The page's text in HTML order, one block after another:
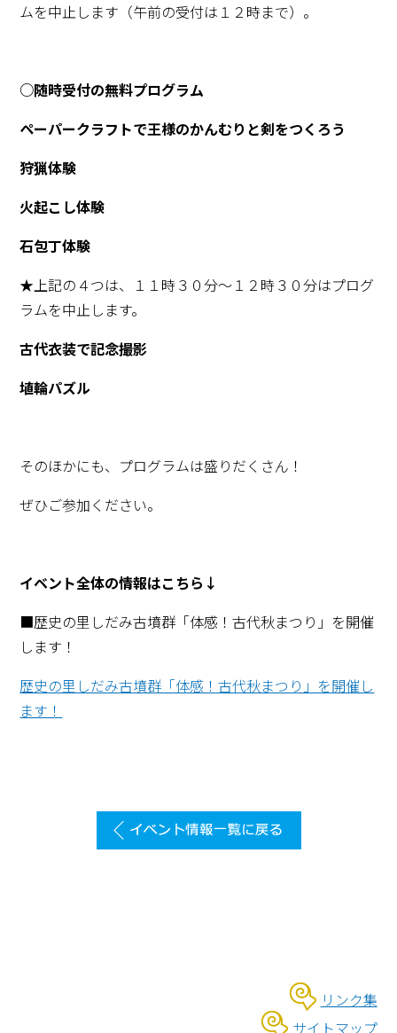
ムを中止します（午前の受付は１２時まで）。
○随時受付の無料プログラム
ペーパークラフトで王様のかんむりと剣をつくろう
狩猟体験
火起こし体験
石包丁体験
★上記の４つは、１１時３０分～１２時３０分はプログ
ラムを中止します。
古代衣装で記念撮影
埴輪パズル
そのほかにも、プログラムは盛りだくさん！
ぜひご参加ください。
イベント全体の情報はこちら↓
■歴史の里しだみ古墳群「体感！古代秋まつり」を開催
します！
歴史の里しだみ古墳群「体感！古代秋まつり」を開催し
ます！
リンク集
サイトマップ